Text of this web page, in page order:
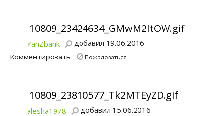
10809_23424634_GMwM2ItOW.gif
YanZbarik
добавил 19.06.2016
Комментировать
Пожаловаться
10809_23810577_Tk2MTEyZD.gif
alesha1978
добавил 15.06.2016